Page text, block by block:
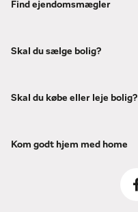
Find ejendomsmægler
Skal du sælge bolig?
Skal du købe eller leje bolig?
Kom godt hjem med home